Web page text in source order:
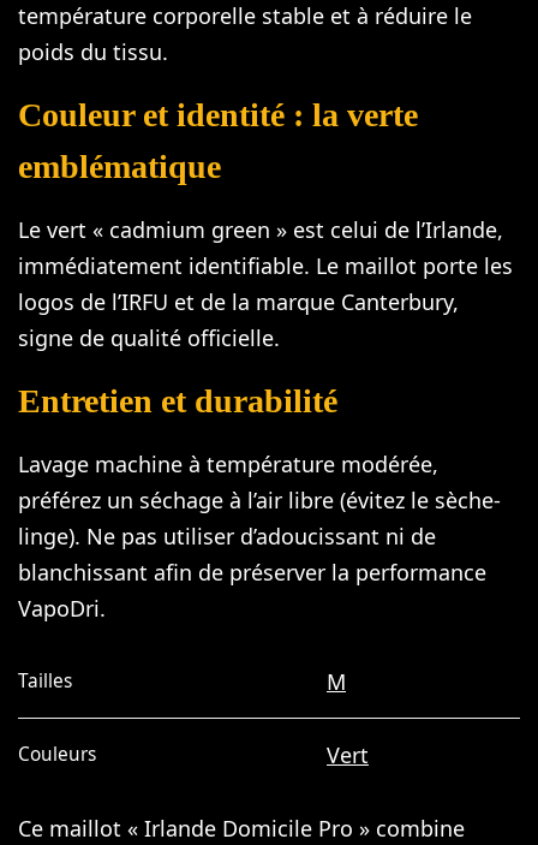
température corporelle stable et à réduire le
poids du tissu.
Couleur et identité : la verte
emblématique
Le vert « cadmium green » est celui de l’Irlande,
immédiatement identifiable. Le maillot porte les
logos de l’IRFU et de la marque Canterbury,
signe de qualité officielle.
Entretien et durabilité
Lavage machine à température modérée,
préférez un séchage à l’air libre (évitez le sèche-
linge). Ne pas utiliser d’adoucissant ni de
blanchissant afin de préserver la performance
VapoDri.
Tailles M
Couleurs Vert
Ce maillot « Irlande Domicile Pro » combine